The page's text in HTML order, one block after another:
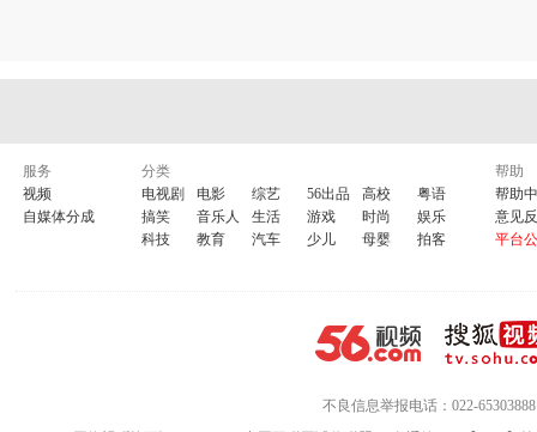
服务
视频
自媒体分成
分类
电视剧
电影 综艺 56出品 高校
粤语
搞笑
音乐人 生活 游戏 时尚
娱乐
科技
教育 汽车 少儿 母婴 拍客
帮助
帮助
意见
平台
不良信息举报电话：022-65303888